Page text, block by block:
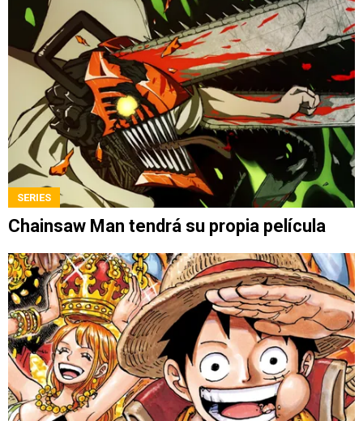
SERIES
Chainsaw Man tendrá su propia película